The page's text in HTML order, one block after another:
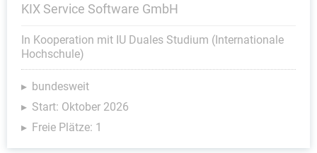
KIX Service Software GmbH
In Kooperation mit IU Duales Studium (Internationale
Hochschule)
bundesweit
Start: Oktober 2026
Freie Plätze: 1